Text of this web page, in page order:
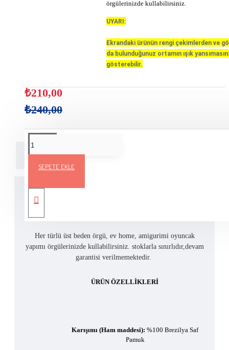
₺210,00
₺240,00
örgülerinizde kullabilirsiniz.
UYARI:
Ekrandaki ürünün rengi çekimlerden ve
da bulunduğunuz ortamın ışık
gösterebilir.
SEPETE EKLE
Açıklama Teslimat Bilgileri
Her türlü üst beden örgü, ev home, amigurimi oyuncak
yapımı örgülerinizde kullabilirsiniz. stoklarla sınırlıdır,devam
garantisi verilmemektedir.
ÜRÜN ÖZELLİKLERİ
Karışımı (Ham maddesi): %100 Brezilya Saf
Pamuk